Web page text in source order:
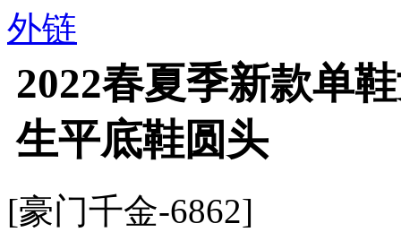
外链
2022春夏季新款单
生平底鞋圆头
[豪门千金-6862]